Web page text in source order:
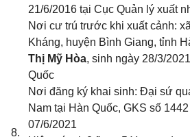
21/6/2016 tại Cục Quản lý xuất
Nơi cư trú trước khi xuất cảnh:
Kháng, huyện Bình Giang, tỉnh
8.
Thị Mỹ Hòa, sinh ngày 28/3/
Quốc
Nơi đăng ký khai sinh: Đại sứ
Nam tại Hàn Quốc, GKS số
07/6/2021